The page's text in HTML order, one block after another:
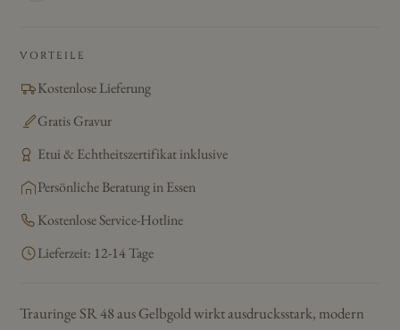
VORTEILE
Kostenlose Lieferung
Gratis Gravur
Etui & Echtheitszertifikat inklusive
Persönliche Beratung in Essen
Kostenlose Service-Hotline
Lieferzeit: 12-14 Tage
Trauringe SR 48 aus Gelbgold wirkt ausdrucksstark, modern